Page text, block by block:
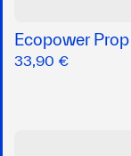
Ecopower Prop
33,90 €